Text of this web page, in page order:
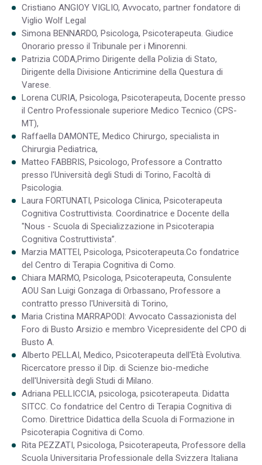
Cristiano ANGIOY VIGLIO, Avvocato, partner fondatore di
Viglio Wolf Legal
Simona BENNARDO, Psicologa, Psicoterapeuta. Giudice
Onorario presso il Tribunale per i Minorenni.
Patrizia CODA,Primo Dirigente della Polizia di Stato,
Dirigente della Divisione Anticrimine della Questura di
Varese.
Lorena CURIA, Psicologa, Psicoterapeuta, Docente presso
il Centro Professionale superiore Medico Tecnico (CPS-
MT),
Raffaella DAMONTE, Medico Chirurgo, specialista in
Chirurgia Pediatrica,
Matteo FABBRIS, Psicologo, Professore a Contratto
presso l'Università degli Studi di Torino, Facoltà di
Psicologia.
Laura FORTUNATI, Psicologa Clinica, Psicoterapeuta
Cognitiva Costruttivista. Coordinatrice e Docente della
"Nous - Scuola di Specializzazione in Psicoterapia
Cognitiva Costruttivista”.
Marzia MATTEI, Psicologa, Psicoterapeuta.Co fondatrice
del Centro di Terapia Cognitiva di Como.
Chiara MARMO, Psicologa, Psicoterapeuta, Consulente
AOU San Luigi Gonzaga di Orbassano, Professore a
contratto presso l'Università di Torino,
Maria Cristina MARRAPODI: Avvocato Cassazionista del
Foro di Busto Arsizio e membro Vicepresidente del CPO di
Busto A.
Alberto PELLAI, Medico, Psicoterapeuta dell'Età Evolutiva.
Ricercatore presso il Dip. di Scienze bio-mediche
dell'Università degli Studi di Milano.
Adriana PELLICCIA, psicologa, psicoterapeuta. Didatta
SITCC. Co fondatrice del Centro di Terapia Cognitiva di
Como. Direttrice Didattica della Scuola di Formazione in
Psicoterapia Cognitiva di Como.
Rita PEZZATI, Psicologa, Psicoterapeuta, Professore della
Scuola Universitaria Professionale della Svizzera Italiana